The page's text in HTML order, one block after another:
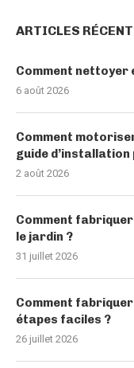
ARTICLES
Comment nettoyer
6 août 2026
Comment
guide d’installation
2 août 2026
Comment
le jardin ?
31 juillet 2026
Comment fabriquer
étapes faciles ?
26 juillet 2026